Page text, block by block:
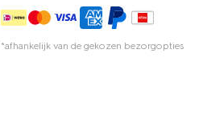
*afhankelijk van de gekozen bezorgopties